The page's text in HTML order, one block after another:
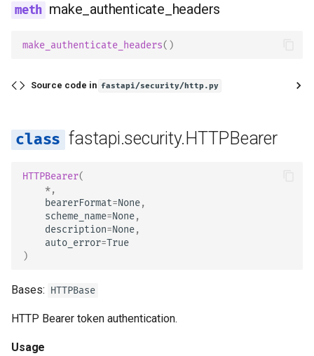
make_authenticate_headers
make_authenticate_headers()
Source code in fastapi/security/http.py
fastapi.security.HTTPBearer
HTTPBearer(
*,
bearerFormat=None,
scheme_name=None,
description=None,
auto_error=True
)
Bases: HTTPBase
HTTP Bearer token authentication.
Usage